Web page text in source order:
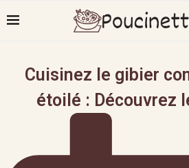
Cuisinez le gibier
étoilé : Découvrez